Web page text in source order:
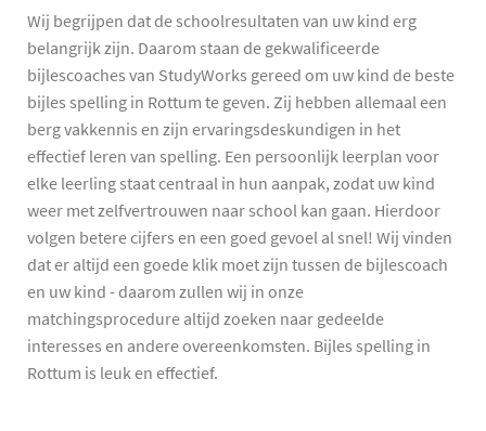
Wij begrijpen dat de schoolresultaten van uw kind erg
belangrijk zijn. Daarom staan de gekwalificeerde
bijlescoaches van StudyWorks gereed om uw kind de beste
bijles spelling in Rottum te geven. Zij hebben allemaal een
berg vakkennis en zijn ervaringsdeskundigen in het
effectief leren van spelling. Een persoonlijk leerplan voor
elke leerling staat centraal in hun aanpak, zodat uw kind
weer met zelfvertrouwen naar school kan gaan. Hierdoor
volgen betere cijfers en een goed gevoel al snel! Wij vinden
dat er altijd een goede klik moet zijn tussen de bijlescoach
en uw kind - daarom zullen wij in onze
matchingsprocedure altijd zoeken naar gedeelde
interesses en andere overeenkomsten. Bijles spelling in
Rottum is leuk en effectief.